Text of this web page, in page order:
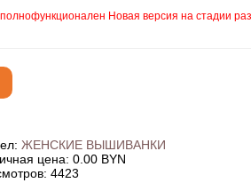
Новая версия на стадии
ЖЕНСКИЕ ВЫШИВАНКИ
цена: 0.00 BYN
4423